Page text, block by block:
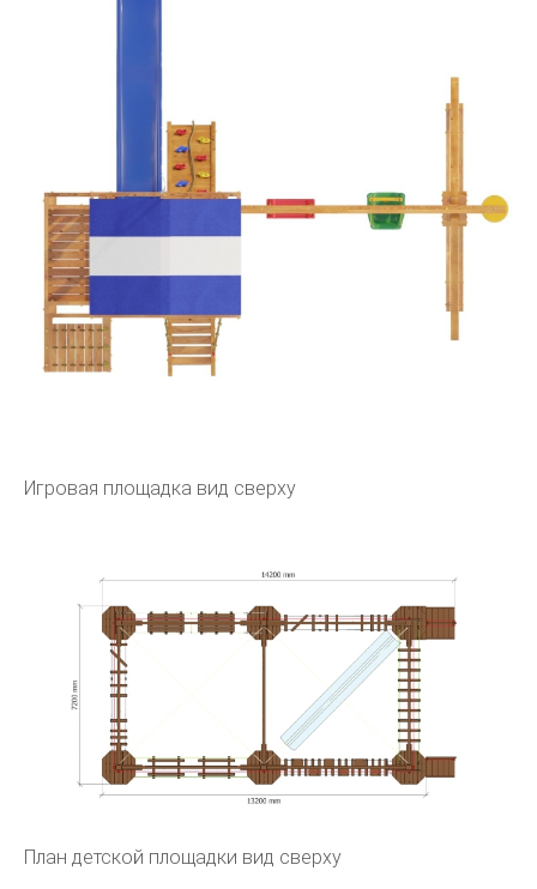
Игровая площадка вид сверху
План детской площадки вид сверху